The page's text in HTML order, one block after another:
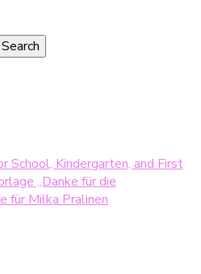
School, Kindergarten, and First
„Danke für die
für Milka Pralinen